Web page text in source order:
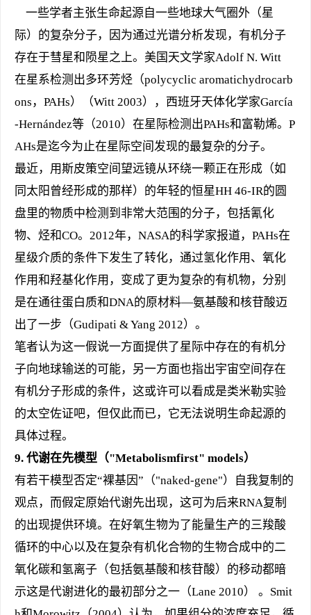
一些学者主张生命起源自一些地球大气圈外（星
际）的复杂分子，因为通过光谱分析发现，有机分子
存在于彗星和陨星之上。美国天文学家Adolf N. Witt
在星系检测出多环芳烃（polycyclic aromatichydrocarb
ons，PAHs）（Witt 2003），西班牙天体化学家García
-Hernández等（2010）在星际检测出PAHs和富勒烯。P
AHs是迄今为止在星际空间发现的最复杂的分子。
最近，用斯皮策空间望远镜从环绕一颗正在形成（如
同太阳曾经形成的那样）的年轻的恒星HH 46-IR的圆
盘里的物质中检测到非常大范围的分子，包括氰化
物、烃和CO。2012年，NASA的科学家报道，PAHs在
星级介质的条件下发生了转化，通过氢化作用、氧化
作用和羟基化作用，变成了更为复杂的有机物，分别
是在通往蛋白质和DNA的原材料—氨基酸和核苷酸迈
出了一步（Gudipati & Yang 2012）。
笔者认为这一假说一方面提供了星际中存在的有机分
子向地球输送的可能，另一方面也指出宇宙空间存在
有机分子形成的条件，这或许可以看成是类米勒实验
的太空佐证吧，但仅此而已，它无法说明生命起源的
具体过程。
9. 代谢在先模型（"Metabolismfirst" models）
有若干模型否定“裸基因”（"naked-gene"）自我复制的
观点，而假定原始代谢先出现，这可为后来RNA复制
的出现提供环境。在好氧生物为了能量生产的三羧酸
循环的中心以及在复杂有机化合物的生物合成中的二
氧化碳和氢离子（包括氨基酸和核苷酸）的移动都暗
示这是代谢进化的最初部分之一（Lane 2010） 。Smit